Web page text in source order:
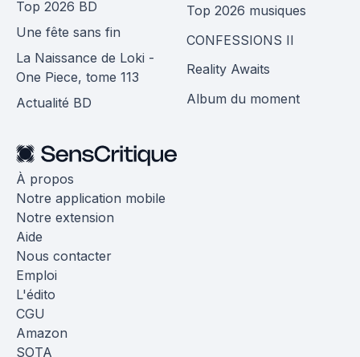
Top 2026 BD
Une fête sans fin
La Naissance de Loki -
One Piece, tome 113
Actualité BD
Top 2026 musiques
CONFESSIONS II
Reality Awaits
Album du moment
À propos
Notre application mobile
Notre extension
Aide
Nous contacter
Emploi
L'édito
CGU
Amazon
SOTA